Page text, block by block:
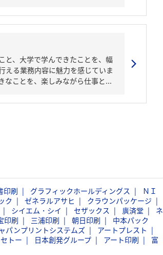
と、大学で学んできたことを、幅
える業務内容に魅力を感じていま
なことを、楽しみながら仕事と...
印刷 グラフィックホールディングス
ＮＩ
ク ゼネラルアサヒ
クラウンパッケージ
シイエム・シイ セザックス 廣済堂
ネ
印刷 三浦印刷 朝日印刷
中本パック
パンプリントシステムズ
アートプレスト
トー 日本創発グループ アート印刷
富